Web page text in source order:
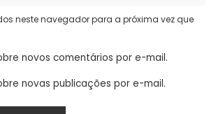
neste navegador para a próxima vez que
novos comentários por e-mail.
novas publicações por e-mail.